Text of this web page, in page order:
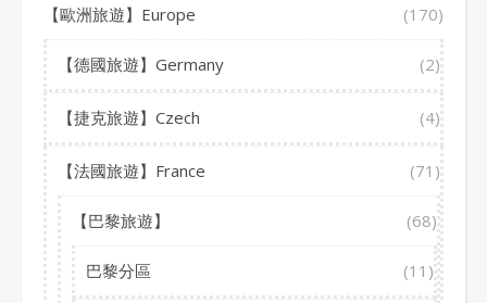
【歐洲旅遊】Europe (170)
【德國旅遊】Germany (2)
【捷克旅遊】Czech (4)
【法國旅遊】France (71)
【巴黎旅遊】 (68)
巴黎分區 (11)